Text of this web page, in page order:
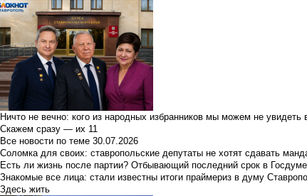
Ничто не вечно: кого из народных избранников мы можем не
Скажем сразу — их 11
Все новости по теме 30.07.2026
Соломка для своих: ставропольские депутаты не хотят сдавать
Есть ли жизнь после партии? Отбывающий последний срок в
Знакомые все лица: стали известны итоги праймериз в думу
Здесь жить